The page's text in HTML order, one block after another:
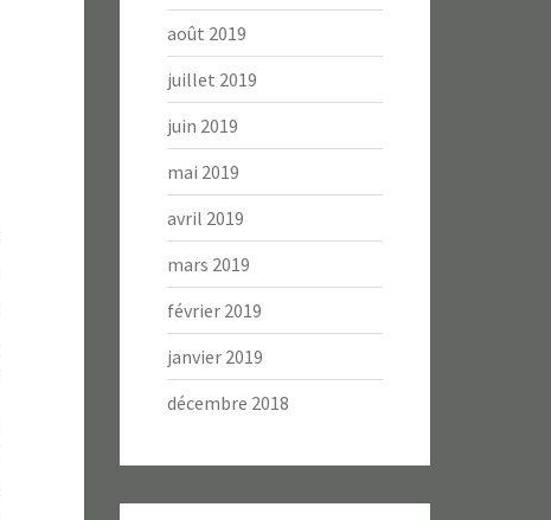
août 2019
juillet 2019
juin 2019
mai 2019
avril 2019
mars 2019
février 2019
janvier 2019
décembre 2018